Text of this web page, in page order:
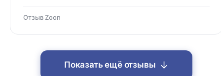
Отзыв Zoon
Показать ещё отзывы ↓